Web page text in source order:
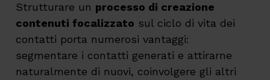
Strutturare un processo di creazione
contenuti focalizzato sul ciclo di vita dei
contatti porta numerosi vantaggi:
segmentare i contatti generati e attirarne
naturalmente di nuovi, coinvolgere gli altri